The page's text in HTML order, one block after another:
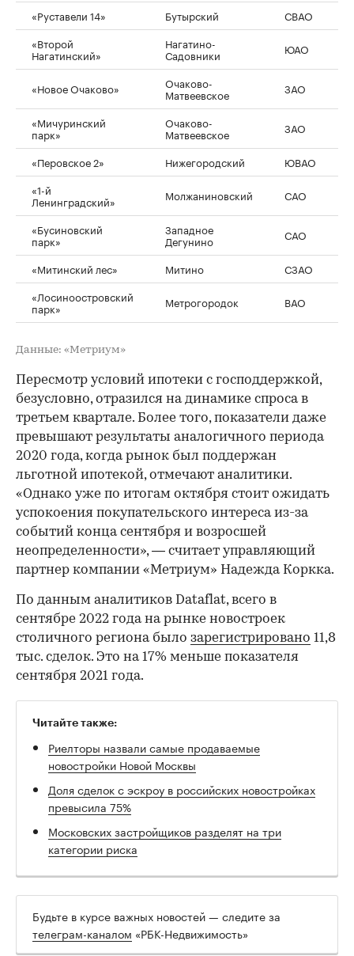
«Руставели 14» Бутырский СВАО
«Второй
Нагатинский»
Нагатино-
Садовники ЮАО
«Новое Очаково» Очаково-
Матвеевское ЗАО
«Мичуринский
парк»
Очаково-
Матвеевское ЗАО
«Перовское 2» Нижегородский ЮВАО
«1-й
Ленинградский» Молжаниновский САО
«Бусиновский
парк»
Западное
Дегунино САО
«Митинский лес» Митино СЗАО
«Лосиноостровский
парк» Метрогородок ВАО
Данные: «Метриум»
Пересмотр условий ипотеки с господдержкой,
безусловно, отразился на динамике спроса в
третьем квартале. Более того, показатели даже
превышают результаты аналогичного периода
2020 года, когда рынок был поддержан
льготной ипотекой, отмечают аналитики.
«Однако уже по итогам октября стоит ожидать
успокоения покупательского интереса из-за
событий конца сентября и возросшей
неопределенности», — считает управляющий
партнер компании «Метриум» Надежда Коркка.
По данным аналитиков Dataflat, всего в
сентябре 2022 года на рынке новостроек
столичного региона было зарегистрировано 11,8
тыс. сделок. Это на 17% меньше показателя
сентября 2021 года.
Читайте также:
Риелторы назвали самые продаваемые
новостройки Новой Москвы
Доля сделок с эскроу в российских новостройках
превысила 75%
Московских застройщиков разделят на три
категории риска
Будьте в курсе важных новостей — следите за
телеграм-каналом «РБК-Недвижимость»